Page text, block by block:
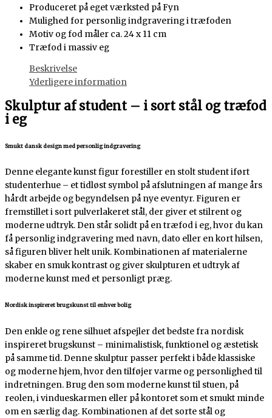
Produceret på eget værksted på Fyn
Mulighed for personlig indgravering i træfoden
Motiv og fod måler ca. 24 x 11 cm
Træfod i massiv eg
Beskrivelse
Yderligere information
Skulptur af student – i sort stål og træfod
i eg
Smukt dansk design med personlig indgravering
Denne elegante kunst figur forestiller en stolt student iført
studenterhue – et tidløst symbol på afslutningen af mange års
hårdt arbejde og begyndelsen på nye eventyr. Figuren er
fremstillet i sort pulverlakeret stål, der giver et stilrent og
moderne udtryk. Den står solidt på en træfod i eg, hvor du kan
få personlig indgravering med navn, dato eller en kort hilsen,
så figuren bliver helt unik. Kombinationen af materialerne
skaber en smuk kontrast og giver skulpturen et udtryk af
moderne kunst med et personligt præg.
Nordisk inspireret brugskunst til enhver bolig
Den enkle og rene silhuet afspejler det bedste fra nordisk
inspireret brugskunst – minimalistisk, funktionel og æstetisk
på samme tid. Denne skulptur passer perfekt i både klassiske
og moderne hjem, hvor den tilføjer varme og personlighed til
indretningen. Brug den som moderne kunst til stuen, på
reolen, i vindueskarmen eller på kontoret som et smukt minde
om en særlig dag. Kombinationen af det sorte stål og